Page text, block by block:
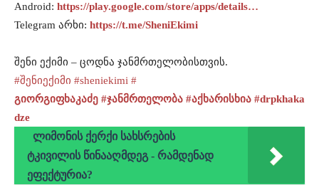
Android: https://play.google.com/store/apps/details…
Telegram არხი: https://t.me/SheniEkimi
შენი ექიმი – ცოდნა ჯანმრთელობისთვის.
#შენიექიმი #sheniekimi #
გიორგიფხაკაძე #ჯანმრთელობა #აქხარისხია #drpkhaka
dze
ლიმონის ქერქი სახსრების
ტკივილის წინააღმდეგ - რამდენად
ეფექტურია?